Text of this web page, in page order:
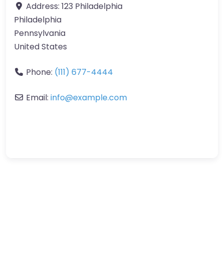
Address: 123 Philadelphia
Philadelphia
Pennsylvania
United States
Phone: (111) 677-4444
Email: info@example.com